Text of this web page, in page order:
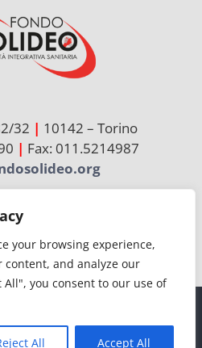
your browsing experience,
content, and analyze our
you consent to our use of
All Accept All
32 | 10142 – Torino
| Fax: 011.5214987